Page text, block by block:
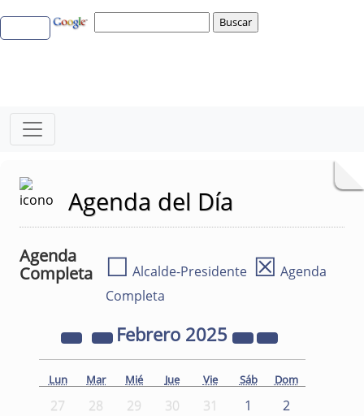
Agenda del Día
Agenda
Completa
☐ Alcalde-Presidente ☒ Agenda
Completa
Febrero 2025
Lun Mar Mié Jue Vie Sáb Dom
27 28 29 30 31 1
2